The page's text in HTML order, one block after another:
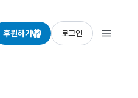
후원하기 로그인